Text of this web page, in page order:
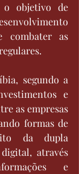
o objetivo de
combater as
segundo a
e
as empresas
formas de
da dupla
através
e